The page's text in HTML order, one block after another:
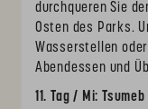
durchqueren Sie
Osten des Parks.
Wasserstellen
Abendessen und
11. Tag / Mi: